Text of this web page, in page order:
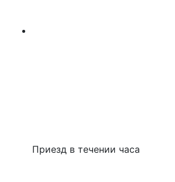
Приезд в течении часа